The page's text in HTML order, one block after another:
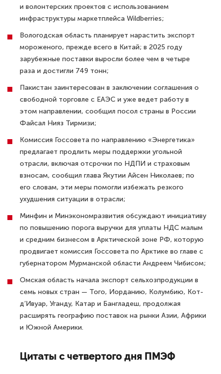
и волонтерских проектов с использованием
инфраструктуры маркетплейса Wildberries;
Вологодская область планирует нарастить экспорт
мороженого, прежде всего в Китай; в 2025 году
зарубежные поставки выросли более чем в четыре
раза и достигли 749 тонн;
Пакистан заинтересован в заключении соглашения о
свободной торговле с ЕАЭС и уже ведет работу в
этом направлении, сообщил посол страны в России
Файсал Нияз Тирмизи;
Комиссия Госсовета по направлению «Энергетика»
предлагает продлить меры поддержки угольной
отрасли, включая отсрочки по НДПИ и страховым
взносам, сообщил глава Якутии Айсен Николаев; по
его словам, эти меры помогли избежать резкого
ухудшения ситуации в отрасли;
Минфин и Минэкономразвития обсуждают инициативу
по повышению порога выручки для уплаты НДС малым
и средним бизнесом в Арктической зоне РФ, которую
продвигает комиссия Госсовета по Арктике во главе с
губернатором Мурманской области Андреем Чибисом;
Омская область начала экспорт сельхозпродукции в
семь новых стран — Того, Иорданию, Колумбию, Кот-
д’Ивуар, Уганду, Катар и Бангладеш, продолжая
расширять географию поставок на рынки Азии, Африки
и Южной Америки.
Цитаты с четвертого дня ПМЭФ